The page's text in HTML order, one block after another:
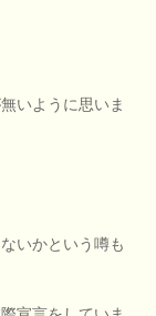
いように思いま
いかという噂も